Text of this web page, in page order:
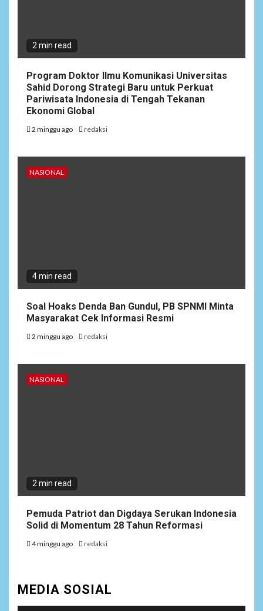
2 min read
Program Doktor Ilmu Komunikasi Universitas
Sahid Dorong Strategi Baru untuk Perkuat
Pariwisata Indonesia di Tengah Tekanan
Ekonomi Global
2 minggu ago redaksi
NASIONAL
4 min read
Soal Hoaks Denda Ban Gundul, PB SPNMI Minta
Masyarakat Cek Informasi Resmi
2 minggu ago redaksi
NASIONAL
2 min read
Pemuda Patriot dan Digdaya Serukan Indonesia
Solid di Momentum 28 Tahun Reformasi
4 minggu ago redaksi
MEDIA SOSIAL